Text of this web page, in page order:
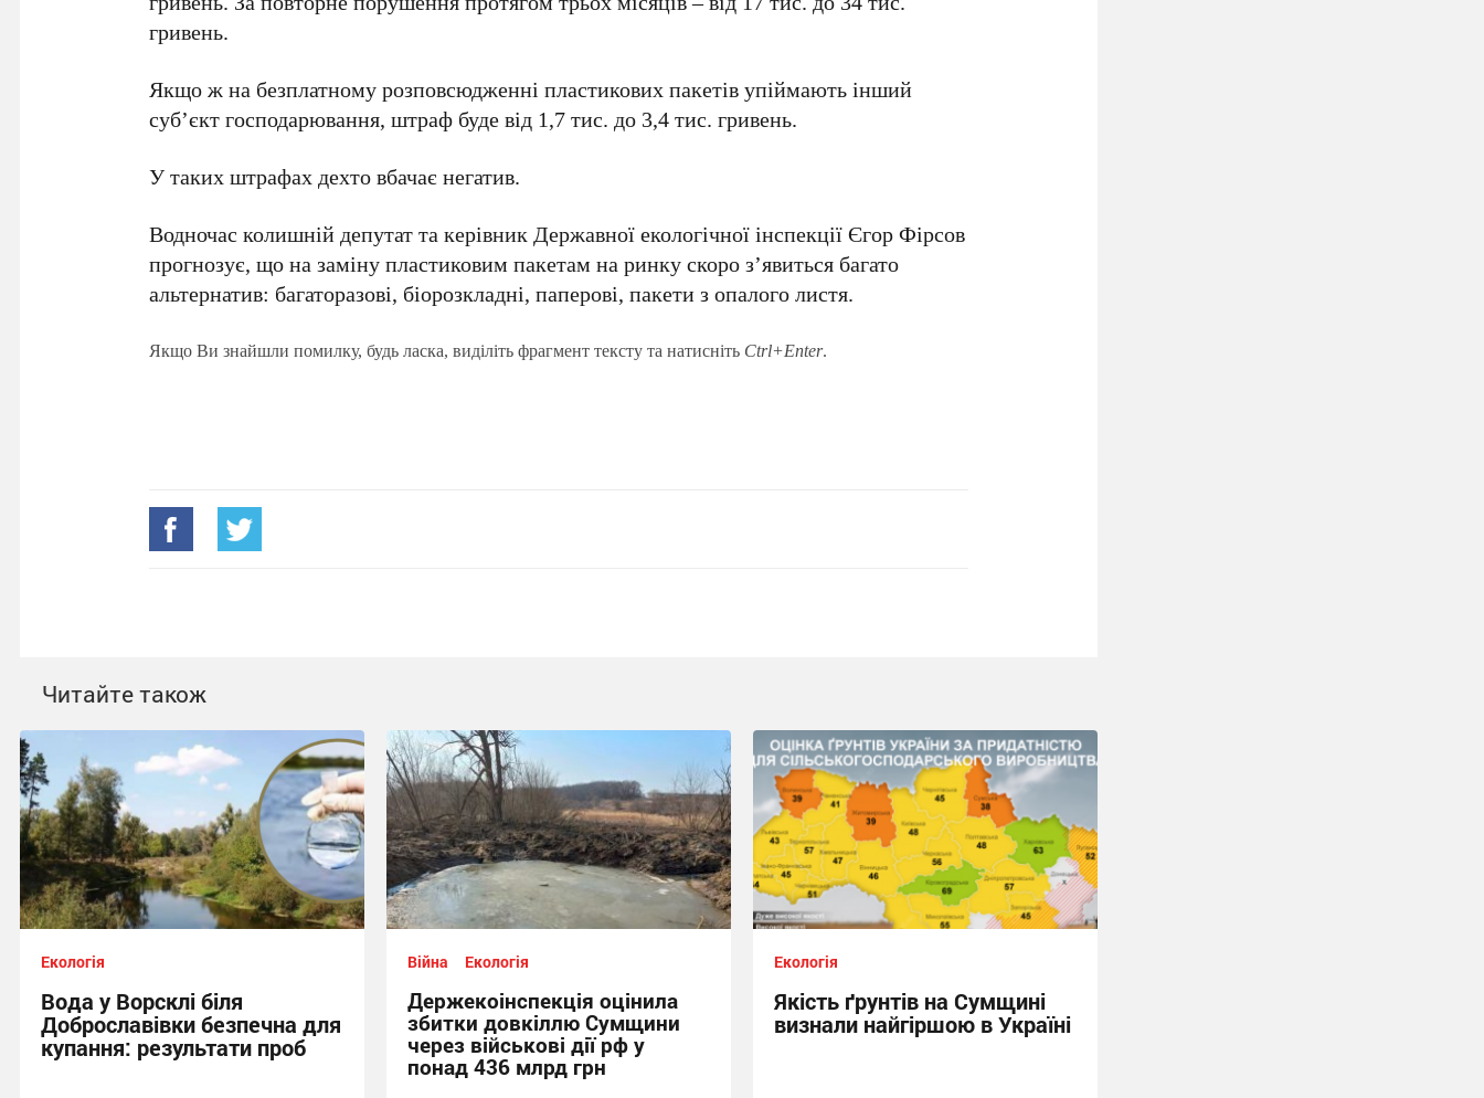
гривень.
Якщо ж на безплатному розповсюдженні пластикових пакетів упіймають інший
суб’єкт господарювання, штраф буде від 1,7 тис. до 3,4 тис. гривень.
У таких штрафах дехто вбачає негатив.
Водночас колишній депутат та керівник Державної екологічної інспекції Єгор Фірсов
прогнозує, що на заміну пластиковим пакетам на ринку скоро з’явиться багато
альтернатив: багаторазові, біорозкладні, паперові, пакети з опалого листя.
Якщо Ви знайшли помилку, будь ласка, виділіть фрагмент тексту та натисніть Ctrl+Enter.
Читайте також
Екологія
Вода у Ворсклі біля
Доброславівки безпечна для
купання: результати проб
Війна Екологія
Держекоінспекція оцінила
збитки довкіллю Сумщини
через військові дії рф у
понад 436 млрд грн
Екологія
Якість ґрунтів на Сумщині
визнали найгіршою в Україні